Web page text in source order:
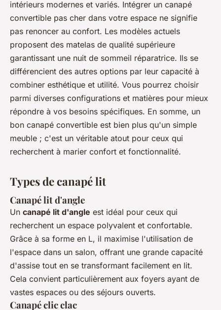
intérieurs modernes et variés. Intégrer un canapé
convertible pas cher dans votre espace ne signifie
pas renoncer au confort. Les modèles actuels
proposent des matelas de qualité supérieure
garantissant une nuit de sommeil réparatrice. Ils se
différencient des autres options par leur capacité à
combiner esthétique et utilité. Vous pourrez choisir
parmi diverses configurations et matières pour mieux
répondre à vos besoins spécifiques. En somme, un
bon canapé convertible est bien plus qu'un simple
meuble ; c'est un véritable atout pour ceux qui
recherchent à marier confort et fonctionnalité.
Types de canapé lit
Canapé lit d'angle
Un canapé lit d'angle est idéal pour ceux qui
recherchent un espace polyvalent et confortable.
Grâce à sa forme en L, il maximise l'utilisation de
l'espace dans un salon, offrant une grande capacité
d'assise tout en se transformant facilement en lit.
Cela convient particulièrement aux foyers ayant de
vastes espaces ou des séjours ouverts.
Canapé clic clac